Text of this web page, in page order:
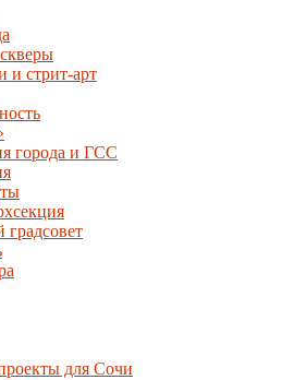
и стрит-арт
города и ГСС
для Сочи